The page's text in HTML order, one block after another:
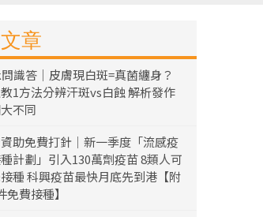
章
識答｜皮膚現白斑=真菌纏身？
1方法分辨汗斑vs白蝕 解析發作
不同
助免費打針｜新一季度「流感疫
計劃」引入130萬劑疫苗 8類人可
種 科興疫苗最快月底先到港【附
免費接種】